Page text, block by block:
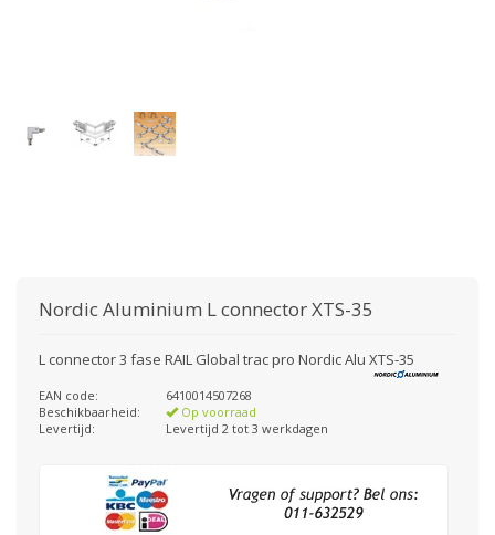
Nordic Aluminium L connector XTS-35
L connector 3 fase RAIL Global trac pro Nordic Alu XTS-35
EAN code:
6410014507268
Beschikbaarheid:
Op voorraad
Levertijd:
Levertijd 2 tot 3 werkdagen